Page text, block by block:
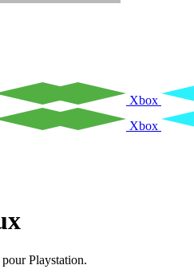
Xbox
Xbox
Playstation.